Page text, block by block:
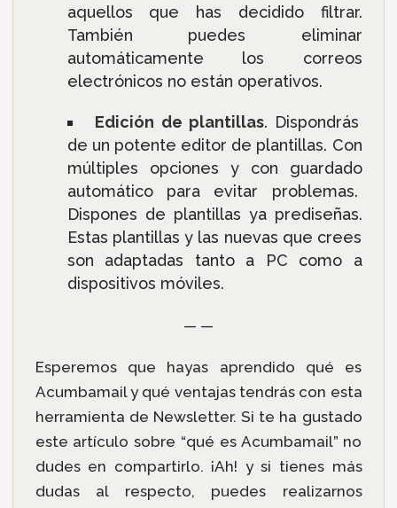
aquellos que has decidido filtrar.
También puedes eliminar
automáticamente los correos
electrónicos no están operativos.
Edición de plantillas. Dispondrás
de un potente editor de plantillas. Con
múltiples opciones y con guardado
automático para evitar problemas.
Dispones de plantillas ya prediseñas.
Estas plantillas y las nuevas que crees
son adaptadas tanto a PC como a
dispositivos móviles.
— —
Esperemos que hayas aprendido qué es
Acumbamail y qué ventajas tendrás con esta
herramienta de Newsletter. Si te ha gustado
este artículo sobre “qué es Acumbamail” no
dudes en compartirlo. ¡Ah! y si tienes más
dudas al respecto, puedes realizarnos